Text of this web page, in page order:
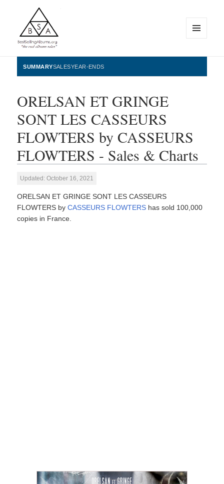
BestSellingAlbums.org
WIDGETS
SUMMARYSALESYEAR-ENDS
ORELSAN ET GRINGE
SONT LES CASSEURS
FLOWTERS by CASSEURS
FLOWTERS - Sales & Charts
Updated: October 16, 2021
ORELSAN ET GRINGE SONT LES CASSEURS
FLOWTERS byCASSEURS FLOWTERS has sold 100,000
copies in France.